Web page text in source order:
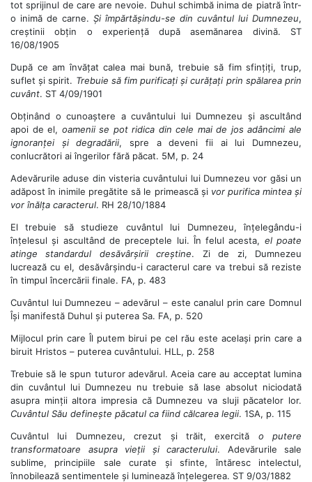
tot sprijinul de care are nevoie. Duhul schimbă inima de piatră într-
o inimă de carne. Și împărtășindu-se din cuvântul lui Dumnezeu,
creștinii obțin o experiență după asemănarea divină. ST
16/08/1905
După ce am învățat calea mai bună, trebuie să fim sfințiți, trup,
suflet și spirit. Trebuie să fim purificați și curățați prin spălarea prin
cuvânt. ST 4/09/1901
Obținând o cunoaștere a cuvântului lui Dumnezeu și ascultând
apoi de el, oamenii se pot ridica din cele mai de jos adâncimi ale
ignoranței și degradării, spre a deveni fii ai lui Dumnezeu,
conlucrători ai îngerilor fără păcat. 5M, p. 24
Adevărurile aduse din visteria cuvântului lui Dumnezeu vor găsi un
adăpost în inimile pregătite să le primească și vor purifica mintea și
vor înălța caracterul. RH 28/10/1884
El trebuie să studieze cuvântul lui Dumnezeu, înțelegându-i
înțelesul și ascultând de preceptele lui. În felul acesta, el poate
atinge standardul desăvârșirii
creștine. Zi de zi, Dumnezeu
lucrează cu el, desăvârșindu-i caracterul care va trebui să reziste
în timpul încercării finale. FA, p. 483
Cuvântul lui Dumnezeu – adevărul – este canalul prin care Domnul
Își manifestă Duhul și puterea Sa. FA, p. 520
Mijlocul prin care Îl putem birui pe cel rău este același prin care a
biruit Hristos – puterea cuvântului. HLL, p. 258
Trebuie să le spun tuturor adevărul. Aceia care au acceptat lumina
din cuvântul lui Dumnezeu nu trebuie să lase absolut niciodată
asupra minții altora impresia că Dumnezeu va sluji păcatelor lor.
Cuvântul Său definește păcatul ca fiind călcarea legii. 1SA, p. 115
Cuvântul lui Dumnezeu, crezut și trăit, exercită o putere
transformatoare asupra vieții și caracterului. Adevărurile sale
sublime, principiile sale curate și sfinte, întăresc intelectul,
înnobilează sentimentele și luminează înțelegerea. ST 9/03/1882